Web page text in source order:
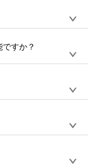
デザインツールから
で完了できます。
、大口注文の場合
エコバッグコンシェル
をご利用ください。製
ほど、オンデマンド
作することが可能で
/ PNG / AI / PSD /
タの最大サイズ
能です。使用できな
。（※ Illustratorか
いません。AIで保存
ップロードして下さ
すか？
。30個以上のご製
トが担当するエコバ
やFAX、メールなど
合は、製作数量が
ト担当が、デザイ
サー
業者・伝票番号を